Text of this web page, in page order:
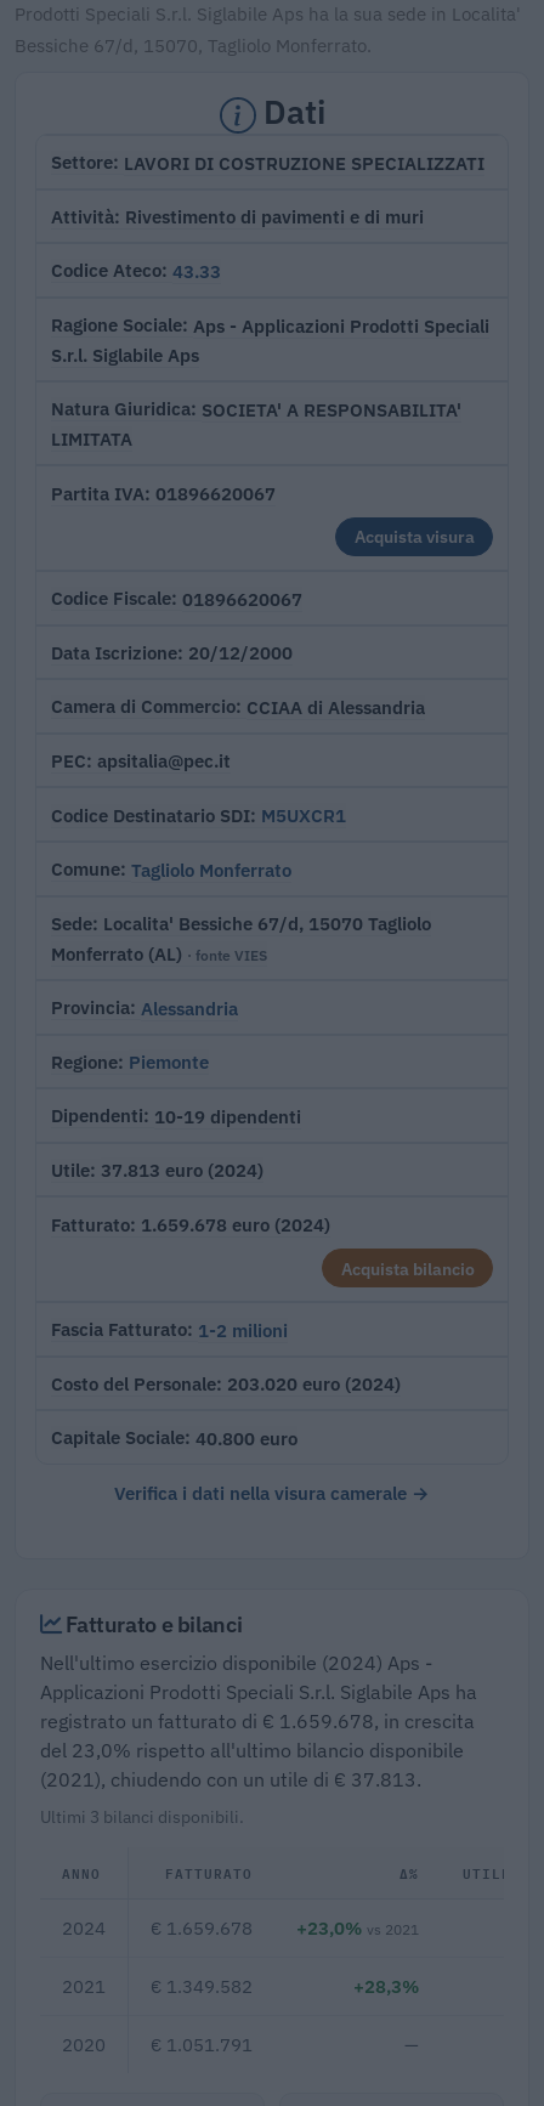
Prodotti Speciali S.r.l. Siglabile Aps ha la sua sede in Localita'
Bessiche 67/d, 15070, Tagliolo Monferrato.
Dati
Settore LAVORI DI COSTRUZIONE SPECIALIZZATI
Attività Rivestimento di pavimenti e di muri
Codice Ateco 43.33
Ragione Sociale Aps - Applicazioni Prodotti Speciali
S.r.l. Siglabile Aps
Natura Giuridica SOCIETA' A RESPONSABILITA'
LIMITATA
Partita IVA 01896620067
Acquista visura
Codice Fiscale 01896620067
Data Iscrizione 20/12/2000
Camera di Commercio CCIAA di Alessandria
PEC apsitalia@pec.it
Codice Destinatario SDI M5UXCR1
Comune Tagliolo Monferrato
Sede Localita' Bessiche 67/d, 15070 Tagliolo
Monferrato (AL) · fonte VIES
Provincia Alessandria
Regione Piemonte
Dipendenti 10-19 dipendenti
Utile 37.813 euro (2024)
Fatturato 1.659.678 euro (2024)
Acquista bilancio
Fascia Fatturato 1-2 milioni
Costo del Personale 203.020 euro (2024)
Capitale Sociale 40.800 euro
Verifica i dati nella visura camerale →
Fatturato e bilanci
Nell'ultimo esercizio disponibile (2024) Aps -
Applicazioni Prodotti Speciali S.r.l. Siglabile Aps ha
registrato un fatturato di € 1.659.678, in crescita
del 23,0% rispetto all'ultimo bilancio disponibile
(2021), chiudendo con un utile di € 37.813.
Ultimi 3 bilanci disponibili.
ANNO FATTURATO Δ% UTILE/
2024 € 1.659.678 +23,0% vs 2021
2021 € 1.349.582 +28,3%
2020 € 1.051.791 —